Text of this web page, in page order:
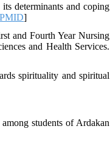
determinants and coping
PMID]
and Fourth Year Nursing
and Health Services.
spirituality and spiritual
students of Ardakan